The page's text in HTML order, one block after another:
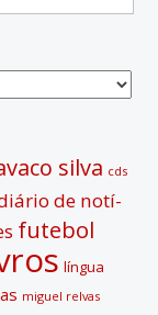
silva cds
de notí­
futebol
lí­ngua
miguel relvas